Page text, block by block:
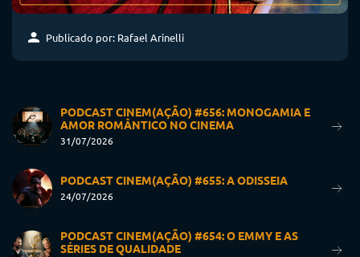
Publicado por: Rafael Arinelli
PODCAST CINEM(AÇÃO) #656: MONOGAMIA E
AMOR ROMÂNTICO NO CINEMA
31/07/2026
PODCAST CINEM(AÇÃO) #655: A ODISSEIA
24/07/2026
PODCAST CINEM(AÇÃO) #654: O EMMY E AS
SÉRIES DE QUALIDADE